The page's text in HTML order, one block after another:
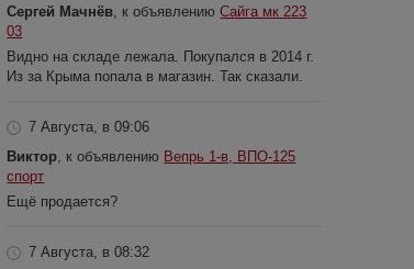
Сергей Мачнёв , к объявлениюСайга мк 223
03
Видно на складе лежала. Покупался в 2014 г.
Из за Крыма попала в магазин. Так сказали.
7 Августа, в 09:06
Виктор , к объявлению Вепрь 1-в, ВПО-125
спорт
Ещё продается?
7 Августа, в 08:32